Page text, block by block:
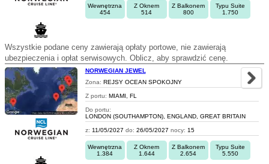
Wewnętrzna
454
Z Oknem
514
Z Balkonem
800
Typu Suite
1.750
Wszystkie podane ceny zawierają opłaty portowe, nie zawierają
ubezpieczenia i opłat serwisowych. Oblicz, aby sprawdzić cenę.
NORWEGIAN JEWEL
Zona: REJSY OCEAN SPOKOJNY
Z portu: MIAMI, FL
Do portu:
LONDON (SOUTHAMPTON), ENGLAND, GREAT BRITAIN
z: 11/05/2027 do: 26/05/2027 nocy: 15
Wewnętrzna
1.384
Z Oknem
1.644
Z Balkonem
2.654
Typu Suite
5.550